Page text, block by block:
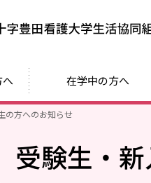
在学中の方へ
の方へのお知らせ
受験生・